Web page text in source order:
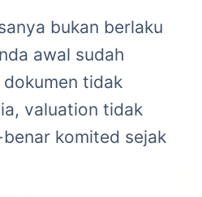
bukan berlaku
awal sudah
tidak
valuation tidak
komited sejak